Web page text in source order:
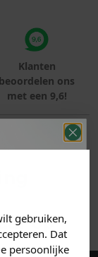
gebruiken,
Dat
persoonlijke
Klanten
beoordelen ons
met een 9,6!
op